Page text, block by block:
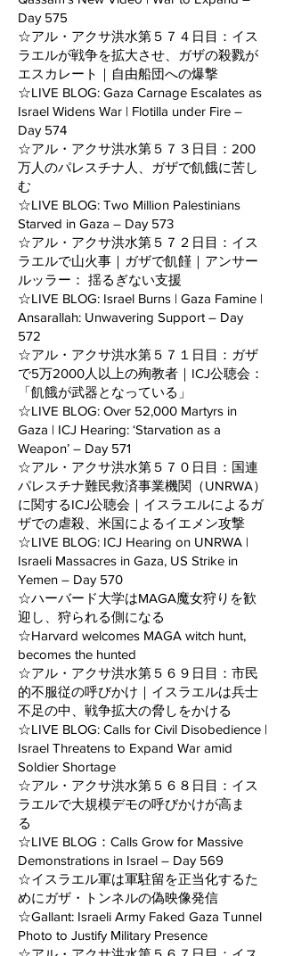
Day 575
☆アル・アクサ洪水第５７４日目：イス
ラエルが戦争を拡大させ、ガザの殺戮が
エスカレート｜自由船団への爆撃
☆LIVE BLOG: Gaza Carnage Escalates as
Israel Widens War | Flotilla under Fire –
Day 574
☆アル・アクサ洪水第５７３日目：200
万人のパレスチナ人、ガザで飢餓に苦し
む
☆LIVE BLOG: Two Million Palestinians
Starved in Gaza – Day 573
☆アル・アクサ洪水第５７２日目：イス
ラエルで山火事｜ガザで飢饉｜アンサー
ルッラー： 揺るぎない支援
☆LIVE BLOG: Israel Burns | Gaza Famine |
Ansarallah: Unwavering Support – Day
572
☆アル・アクサ洪水第５７１日目：ガザ
で5万2000人以上の殉教者｜ICJ公聴会：
「飢餓が武器となっている」
☆LIVE BLOG: Over 52,000 Martyrs in
Gaza | ICJ Hearing: ‘Starvation as a
Weapon’ – Day 571
☆アル・アクサ洪水第５７０日目：国連
パレスチナ難民救済事業機関（UNRWA）
に関するICJ公聴会｜イスラエルによるガ
ザでの虐殺、米国によるイエメン攻撃
☆LIVE BLOG: ICJ Hearing on UNRWA |
Israeli Massacres in Gaza, US Strike in
Yemen – Day 570
☆ハーバード大学はMAGA魔女狩りを歓
迎し、狩られる側になる
☆Harvard welcomes MAGA witch hunt,
becomes the hunted
☆アル・アクサ洪水第５６９日目：市民
的不服従の呼びかけ｜イスラエルは兵士
不足の中、戦争拡大の脅しをかける
☆LIVE BLOG: Calls for Civil Disobedience |
Israel Threatens to Expand War amid
Soldier Shortage
☆アル・アクサ洪水第５６８日目：イス
ラエルで大規模デモの呼びかけが高ま
る
☆LIVE BLOG：Calls Grow for Massive
Demonstrations in Israel – Day 569
☆イスラエル軍は軍駐留を正当化するた
めにガザ・トンネルの偽映像発信
☆Gallant: Israeli Army Faked Gaza Tunnel
Photo to Justify Military Presence